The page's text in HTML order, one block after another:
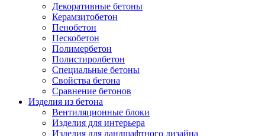
Декоративные бетоны
Керамзитобетон
Пенобетон
Пескобетон
Полимербетон
Полистиролбетон
Специальные бетоны
Свойства бетона
Сравнение бетонов
Изделия из бетона
Вентиляционные блоки
Изделия для интерьера
Изделия для ландшафтного дизайна